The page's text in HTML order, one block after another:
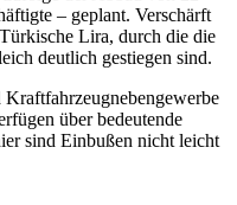
– geplant. Verschärft
Lira, durch die die
deutlich gestiegen sind.
über bedeutende
sind Einbußen nicht leicht